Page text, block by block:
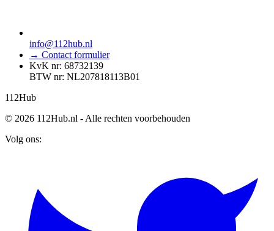
info@112hub.nl
→ Contact formulier
KvK nr: 68732139
BTW nr: NL207818113B01
112Hub
© 2026 112Hub.nl - Alle rechten voorbehouden
Volg ons: